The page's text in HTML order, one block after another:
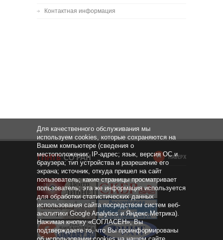
Контактная информация
НАВЕРХ
Для качественного обслуживания мы
используем cookies, которые сохраняются на
Вашем компьютере (сведения о
местоположении; IP-адрес; язык, версия ОС и
браузера; тип устройства и разрешение его
экрана; источник, откуда пришел на сайт
пользователь; какие страницы просматривает
пользователь; эта же информация используется
для обработки статистических данных
использования сайта посредством систем веб-
аналитики Google Analytics и Яндекс.Метрика).
Нажимая кнопку «СОГЛАСЕН», Вы
подтверждаете то, что Вы проинформированы